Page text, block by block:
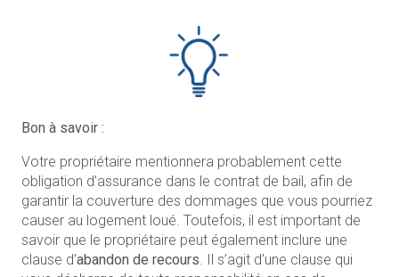
Bon à savoir :
Votre propriétaire mentionnera probablement cette
obligation d’assurance dans le contrat de bail, afin de
garantir la couverture des dommages que vous pourriez
causer au logement loué. Toutefois, il est important de
savoir que le propriétaire peut également inclure une
clause d’abandon de recours. Il s’agit d’une clause qui